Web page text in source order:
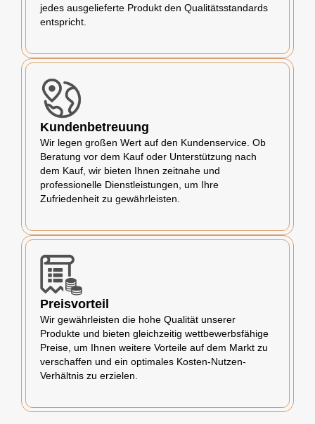
jedes ausgelieferte Produkt den Qualitätsstandards
entspricht.
Kundenbetreuung
Wir legen großen Wert auf den Kundenservice. Ob
Beratung vor dem Kauf oder Unterstützung nach
dem Kauf, wir bieten Ihnen zeitnahe und
professionelle Dienstleistungen, um Ihre
Zufriedenheit zu gewährleisten.
Preisvorteil
Wir gewährleisten die hohe Qualität unserer
Produkte und bieten gleichzeitig wettbewerbsfähige
Preise, um Ihnen weitere Vorteile auf dem Markt zu
verschaffen und ein optimales Kosten-Nutzen-
Verhältnis zu erzielen.